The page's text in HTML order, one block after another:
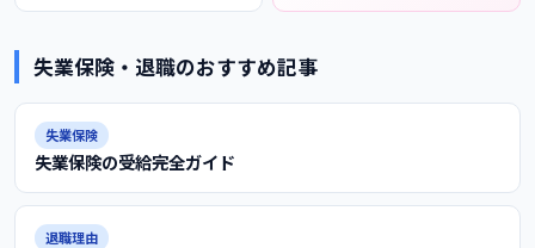
失業保険・退職のおすすめ記事
失業保険
失業保険の受給完全ガイド
退職理由